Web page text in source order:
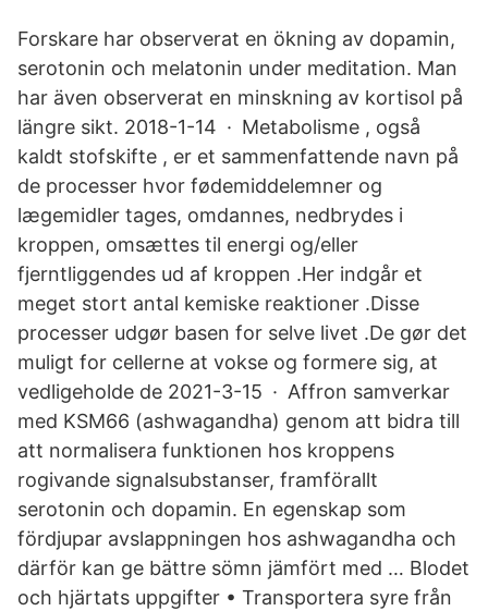
Forskare har observerat en ökning av dopamin,
serotonin och melatonin under meditation. Man
har även observerat en minskning av kortisol på
längre sikt. 2018-1-14 · Metabolisme , også
kaldt stofskifte , er et sammenfattende navn på
de processer hvor fødemiddelemner og
lægemidler tages, omdannes, nedbrydes i
kroppen, omsættes til energi og/eller
fjerntliggendes ud af kroppen .Her indgår et
meget stort antal kemiske reaktioner .Disse
processer udgør basen for selve livet .De gør det
muligt for cellerne at vokse og formere sig, at
vedligeholde de 2021-3-15 · Affron samverkar
med KSM66 (ashwagandha) genom att bidra till
att normalisera funktionen hos kroppens
rogivande signalsubstanser, framförallt
serotonin och dopamin. En egenskap som
fördjupar avslappningen hos ashwagandha och
därför kan ge bättre sömn jämfört med … Blodet
och hjärtats uppgifter • Transportera syre från